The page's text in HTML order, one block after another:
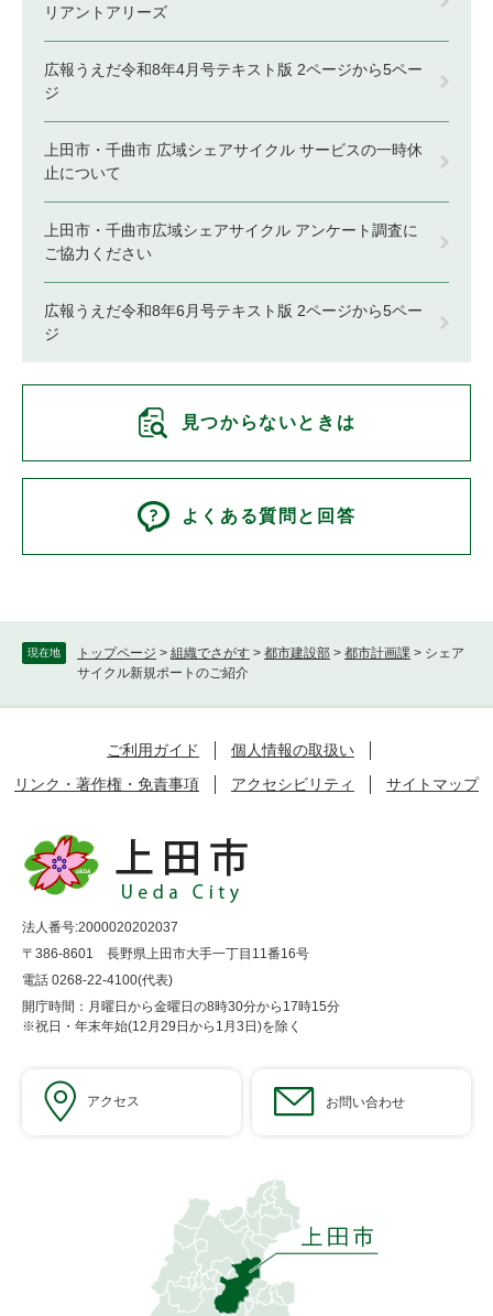
現在地 トップページ > 組織でさがす > 都市建設部 > 都市計画課 > シェア
サイクル新規ポートのご紹介
リアントアリーズ
広報うえだ令和8年4月号テキスト版 2ページから5ペー
ジ
上田市・千曲市 広域シェアサイクル サービスの一時休
止について
上田市・千曲市広域シェアサイクル アンケート調査に
ご協力ください
広報うえだ令和8年6月号テキスト版 2ページから5ペー
ジ
見つからないときは
よくある質問と回答
ご利用ガイド
個人情報の取扱い
リンク・著作権・免責事項
アクセシビリティ サイトマップ
法人番号:2000020202037
〒386-8601 長野県上田市大手一丁目11番16号
電話 0268-22-4100(代表)
開庁時間：月曜日から金曜日の8時30分から17時15分
※祝日・年末年始(12月29日から1月3日)を除く
アクセス お問い合わせ